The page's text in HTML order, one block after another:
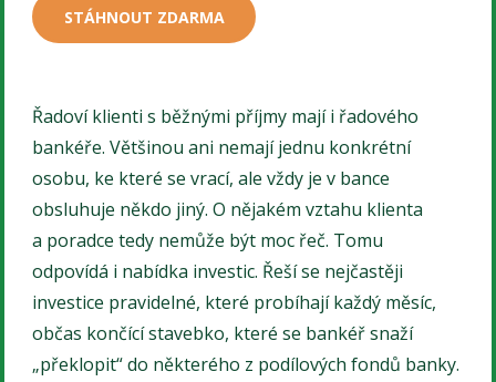
STÁHNOUT ZDARMA
Řadoví klienti s běžnými příjmy mají i řadového
bankéře. Většinou ani nemají jednu konkrétní
osobu, ke které se vrací, ale vždy je v bance
obsluhuje někdo jiný. O nějakém vztahu klienta
a poradce tedy nemůže být moc řeč. Tomu
odpovídá i nabídka investic. Řeší se nejčastěji
investice pravidelné, které probíhají každý měsíc,
občas končící stavebko, které se bankéř snaží
„překlopit“ do některého z podílových fondů banky.